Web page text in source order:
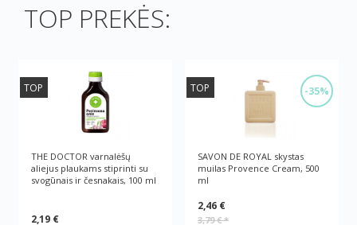
TOP PREKĖS:
TOP
THE DOCTOR varnalėšų
aliejus plaukams stiprinti su
svogūnais ir česnakais, 100 ml
2,19 €
-35%
TOP
SAVON DE ROYAL skystas
muilas Provence Cream, 500
ml
2,46 €
3,79 €*